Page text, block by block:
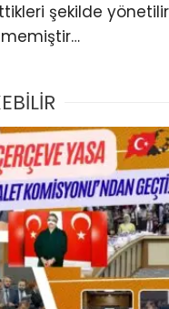
şekilde